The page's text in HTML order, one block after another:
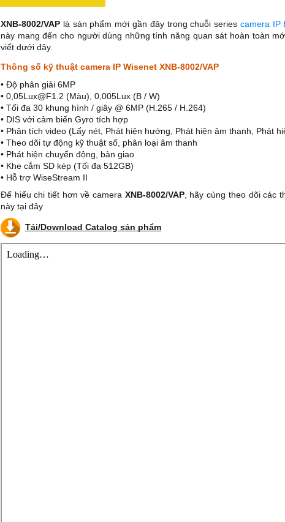
XNB-8002/VAP là sản phẩm mới gần đây trong chuỗi series camera IP
này mang đến cho người dùng những tính năng quan sát hoàn toàn
viết dưới đây.
Thông số kỹ thuật camera IP Wisenet XNB-8002/VAP
• Độ phân giải 6MP
• 0,05Lux@F1.2 (Màu), 0,005Lux (B / W)
• Tối đa 30 khung hình / giây @ 6MP (H.265 / H.264)
• DIS với cảm biến Gyro tích hợp
• Phân tích video (Lấy nét, Phát hiện hướng, Phát hiện âm thanh, Phát
• Theo dõi tự động kỹ thuật số, phân loại âm thanh
• Phát hiện chuyển động, bàn giao
• Khe cắm SD kép (Tối đa 512GB)
• Hỗ trợ WiseStream II
Để hiểu chi tiết hơn về camera XNB-8002/VAP, hãy cùng theo dõi các
này tại đây
Tải/Download Catalog sản phẩm